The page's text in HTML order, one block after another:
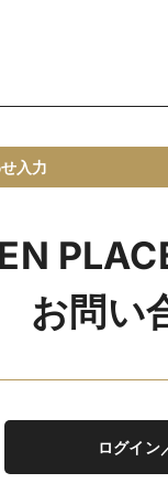
入力
お問い
ログイン